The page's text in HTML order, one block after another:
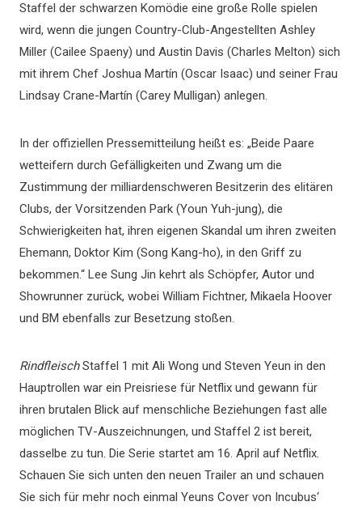
Staffel der schwarzen Komödie eine große Rolle spielen
wird, wenn die jungen Country-Club-Angestellten Ashley
Miller (Cailee Spaeny) und Austin Davis (Charles Melton) sich
mit ihrem Chef Joshua Martín (Oscar Isaac) und seiner Frau
Lindsay Crane-Martín (Carey Mulligan) anlegen.
In der offiziellen Pressemitteilung heißt es: „Beide Paare
wetteifern durch Gefälligkeiten und Zwang um die
Zustimmung der milliardenschweren Besitzerin des elitären
Clubs, der Vorsitzenden Park (Youn Yuh-jung), die
Schwierigkeiten hat, ihren eigenen Skandal um ihren zweiten
Ehemann, Doktor Kim (Song Kang-ho), in den Griff zu
bekommen.“ Lee Sung Jin kehrt als Schöpfer, Autor und
Showrunner zurück, wobei William Fichtner, Mikaela Hoover
und BM ebenfalls zur Besetzung stoßen.
RindfleischStaffel 1 mit Ali Wong und Steven Yeun in den
Hauptrollen war ein Preisriese für Netflix und gewann für
ihren brutalen Blick auf menschliche Beziehungen fast alle
möglichen TV-Auszeichnungen, und Staffel 2 ist bereit,
dasselbe zu tun. Die Serie startet am 16. April auf Netflix.
Schauen Sie sich unten den neuen Trailer an und schauen
Sie sich für mehr noch einmal Yeuns Cover von Incubus‘